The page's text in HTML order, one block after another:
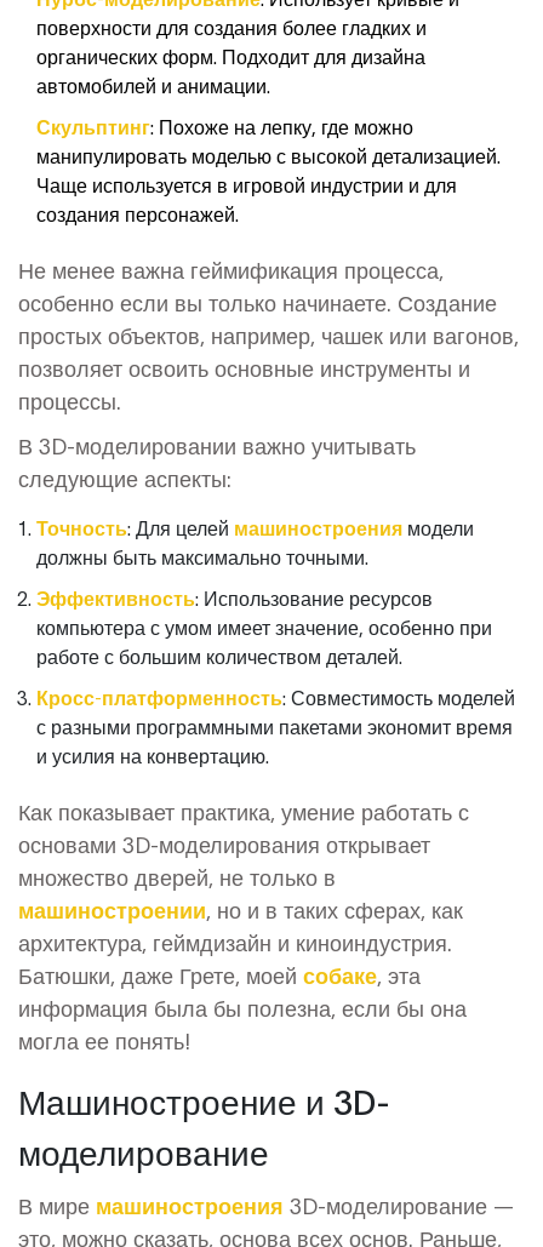
поверхности для создания более гладких и
органических форм. Подходит для дизайна
автомобилей и анимации.
Скульптинг: Похоже на лепку, где можно
манипулировать моделью с высокой детализацией.
Чаще используется в игровой индустрии и для
создания персонажей.
Не менее важна геймификация процесса,
особенно если вы только начинаете. Создание
простых объектов, например, чашек или вагонов,
позволяет освоить основные инструменты и
процессы.
В 3D-моделировании важно учитывать
следующие аспекты:
Точность: Для целей машиностроения модели
должны быть максимально точными.
Эффективность: Использование ресурсов
компьютера с умом имеет значение, особенно при
работе с большим количеством деталей.
Кросс-платформенность: Совместимость моделей
с разными программными пакетами экономит время
и усилия на конвертацию.
Как показывает практика, умение работать с
основами 3D-моделирования открывает
множество дверей, не только в
машиностроении, но и в таких сферах, как
архитектура, геймдизайн и киноиндустрия.
Батюшки, даже Грете, моей собаке, эта
информация была бы полезна, если бы она
могла ее понять!
Машиностроение и 3D-
моделирование
В мире машиностроения 3D-моделирование —
это, можно сказать, основа всех основ. Раньше,